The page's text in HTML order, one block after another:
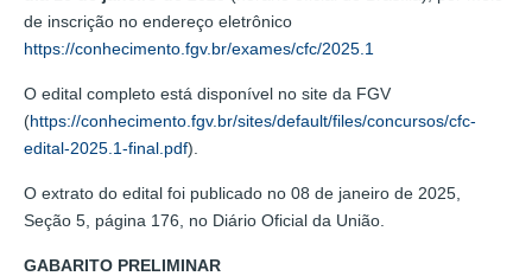
de inscrição no endereço eletrônico
https://conhecimento.fgv.br/exames/cfc/2025.1
O edital completo está disponível no site da FGV
(https://conhecimento.fgv.br/sites/default/files/concursos/cfc-
edital-2025.1-final.pdf).
O extrato do edital foi publicado no 08 de janeiro de 2025,
Seção 5, página 176, no Diário Oficial da União.
GABARITO PRELIMINAR